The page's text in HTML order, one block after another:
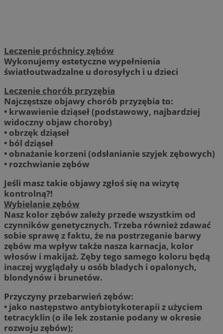
Leczenie próchnicy zębów
Wykonujemy estetyczne wypełnienia
światłoutwadzalne u dorosyłych i u dzieci
Leczenie chorób przyzębia
Najczęstsze objawy chorób przyzębia to:
• krwawienie dziąseł (podstawowy, najbardziej
widoczny objaw choroby)
• obrzęk dziąseł
• ból dziąseł
• obnażanie korzeni (odsłanianie szyjek zębowych)
• rozchwianie zębów
Jeśli masz takie objawy zgłoś się na wizytę
kontrolną?!
Wybielanie zębów
Nasz kolor zębów zależy przede wszystkim od
czynników genetycznych. Trzeba również zdawać
sobie sprawę z faktu, że na postrzeganie barwy
zębów ma wpływ także nasza karnacja, kolor
włosów i makijaż. Zęby tego samego koloru będą
inaczej wyglądały u osób bladych i opalonych,
blondynów i brunetów.
Przyczyny przebarwień zębów:
• jako następstwo antybiotykoterapii z użyciem
tetracyklin (o ile lek zostanie podany w okresie
rozwoju zębów);